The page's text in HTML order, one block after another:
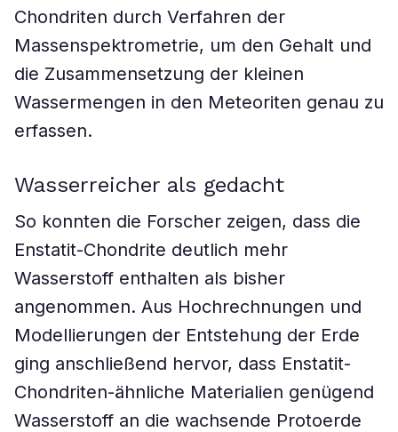
Chondriten durch Verfahren der
Massenspektrometrie, um den Gehalt und
die Zusammensetzung der kleinen
Wassermengen in den Meteoriten genau zu
erfassen.
Wasserreicher als gedacht
So konnten die Forscher zeigen, dass die
Enstatit-Chondrite deutlich mehr
Wasserstoff enthalten als bisher
angenommen. Aus Hochrechnungen und
Modellierungen der Entstehung der Erde
ging anschließend hervor, dass Enstatit-
Chondriten-ähnliche Materialien genügend
Wasserstoff an die wachsende Protoerde